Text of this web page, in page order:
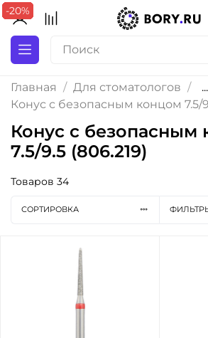
Главная Для стоматологов
...
Конус с безопасным концом 7.5/
Конус с безопасным
7.5/9.5 (806.219)
Товаров 34
СОРТИРОВКА
-20%
-20%
-20%
-20%
-20%
-20%